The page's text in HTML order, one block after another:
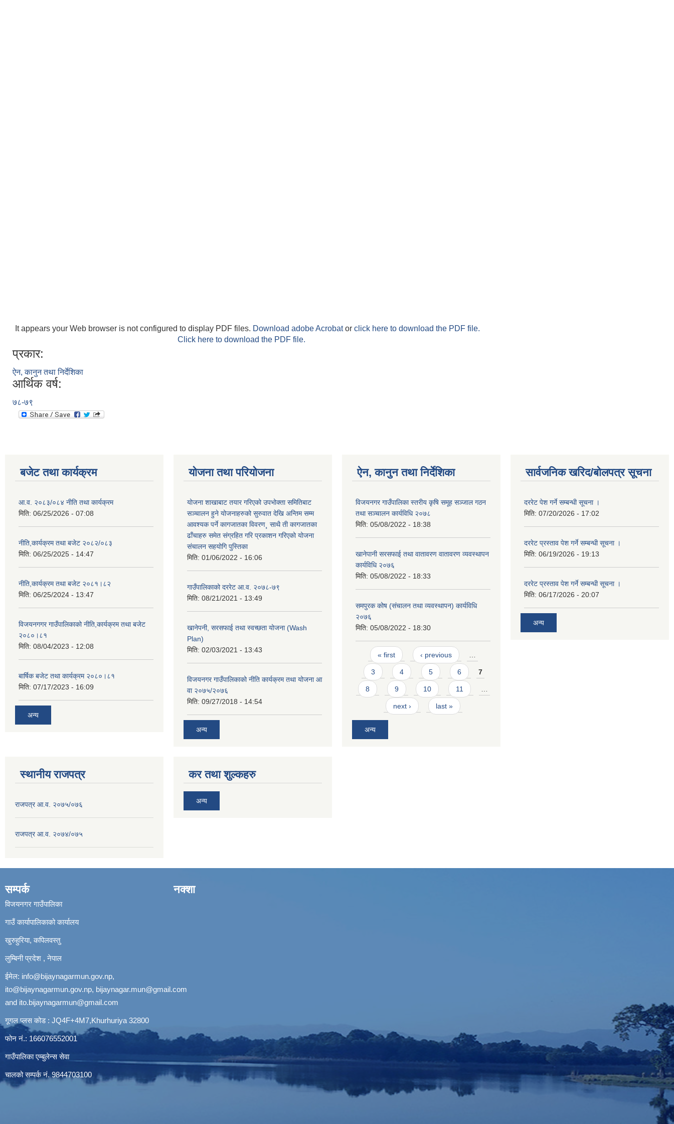
It appears your Web browser is not configured to display PDF files. Download adobe Acrobator click here to download the PDF file.
Click here to download the PDF file.
प्रकार:
ऐन, कानुन तथा निर्देशिका
आर्थिक वर्ष:
७८-७९
बजेट तथा कार्यक्रम
आ.व. २०८३/०८४ नीति तथा कार्यक्रम
मिति: 06/25/2026 - 07:08
नीति,कार्यक्रम तथा बजेट २०८२/०८३
मिति: 06/25/2025 - 14:47
नीति,कार्यक्रम तथा बजेट २०८१।८२
मिति: 06/25/2024 - 13:47
विजयनगगर गाउँपालिकाको नीति,कार्यक्रम तथा बजेट
२०८०।८१
मिति: 08/04/2023 - 12:08
बार्षिक बजेट तथा कार्यक्रम २०८०।८१
मिति: 07/17/2023 - 16:09
अन्य
योजना तथा परियोजना
योजना शाखाबाट तयार गरिएको उपभोक्ता समितिबाट
सञ्चालन हुने योजनाहरुको सुरुवात देखि अन्तिम सम्म
आवश्यक पर्ने कागजातका विवरण¸ साथै ती कागजातका
ढाँचाहरु समेत संग्रहित गरि प्रकाशन गरिएको योजना
संचालन सहयोगि पुस्तिका
मिति: 01/06/2022 - 16:06
गाउँपालिकाको दररेट आ.व. २०७८-७९
मिति: 08/21/2021 - 13:49
खानेपनी, सरसफाई तथा स्वच्छता योजना (Wash
Plan)
मिति: 02/03/2021 - 13:43
विजयनगर गाउँपालिकाको नीति कार्यक्रम तथा योजना आ
वा २०७५/२०७६
मिति: 09/27/2018 - 14:54
अन्य
ऐन, कानुन तथा निर्देशिका
विजयनगर गाउँपालिका स्तरीय कृषि समूह सञ्जाल गठन
तथा सञ्चालन कार्यविधि २०७८
मिति: 05/08/2022 - 18:38
खानेपानी सरसफाई तथा वातावरण वातावरण व्यवस्थापन
कार्यविधि २०७६
मिति: 05/08/2022 - 18:33
समपुरक कोष (संचालन तथा व्यवस्थापन) कार्यविधि
२०७६
मिति: 05/08/2022 - 18:30
Pages
« first ‹ previous …
3 4 5 6 7
8 9 10 11 …
next › last »
अन्य
सार्वजनिक खरिद/बोलपत्र सूचना
दररेट पेश गर्ने सम्बन्धी सूचना ।
मिति: 07/20/2026 - 17:02
दररेट प्रस्ताव पेश गर्ने सम्बन्धी सूचना ।
मिति: 06/19/2026 - 19:13
दररेट प्रस्ताव पेश गर्ने सम्बन्धी सूचना ।
मिति: 06/17/2026 - 20:07
अन्य
स्थानीय राजपत्र
राजपत्र आ.व. २०७५/०७६
राजपत्र आ.व. २०७४/०७५
कर तथा शुल्कहरु
अन्य
सम्पर्क
विजयनगर गाउँपालिका
गाउँ कार्यापालिकाको कार्यालय
खुरुहुरिया, कपिलवस्तु
लुम्बिनी प्रदेश , नेपाल
ईमेल: info@bijaynagarmun.gov.np,
ito@bijaynagarmun.gov.np, bijaynagar.mun@gmail.com
and ito.bijaynagarmun@gmail.com
गूगल प्लस कोड : JQ4F+4M7,Khurhuriya 32800
फोन नं.: 166076552001
गाउँपालिका एम्बुलेन्स सेवा
चालको सम्पर्क नं. 9844703100
नक्शा